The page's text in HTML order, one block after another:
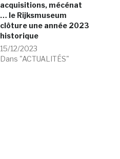
acquisitions, mécénat
… le Rijksmuseum
clôture une année 2023
historique
15/12/2023
Dans "ACTUALITÉS"